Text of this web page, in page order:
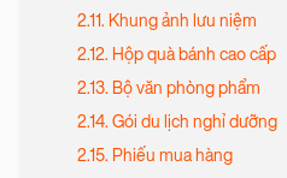
2.11. Khung ảnh lưu niệm
2.12. Hộp quà bánh cao cấp
2.13. Bộ văn phòng phẩm
2.14. Gói du lịch nghỉ dưỡng
2.15. Phiếu mua hàng